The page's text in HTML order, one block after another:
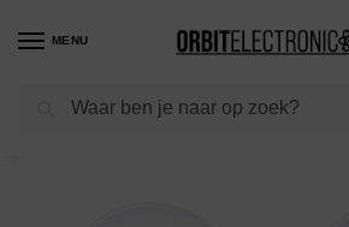
MENU
Shop / Verlichting / Lichtbronnen